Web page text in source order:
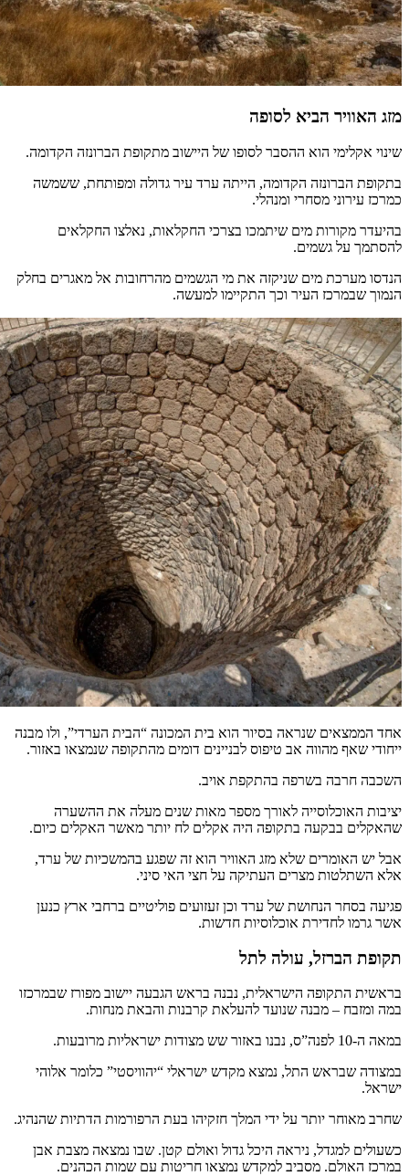
מזג האוויר הביא לסופה
שינוי אקלימי הוא ההסבר לסופו של היישוב מתקופת הברונזה הקדומה.
בתקופת הברונזה הקדומה, הייתה ערד עיר גדולה ומפותחת, ששמשה
כמרכז עירוני מסחרי ומנהלי.
בהיעדר מקורות מים שיתמכו בצרכי החקלאות, נאלצו החקלאים
להסתמך על גשמים.
הנדסו מערכת מים שניקזה את מי הגשמים מהרחובות אל מאגרים בחלק
הנמוך שבמרכז העיר וכך התקיימו למעשה.
אחד הממצאים שנראה בסיור הוא בית המכונה “הבית הערדי”, ולו מבנה
ייחודי שאף מהווה אב טיפוס לבניינים דומים מהתקופה שנמצאו באזור.
השכבה חרבה בשרפה בהתקפת אויב.
יציבות האוכלוסייה לאורך מספר מאות שנים מעלה את ההשערה
שהאקלים בבקעה בתקופה היה אקלים לח יותר מאשר האקלים כיום.
אבל יש האומרים שלא מזג האוויר הוא זה שפגע בהמשכיות של ערד,
אלא השתלטות מצרים העתיקה על חצי האי סיני.
פגיעה בסחר הנחושת של ערד וכן זעזועים פוליטיים ברחבי ארץ כנען
אשר גרמו לחדירת אוכלוסיות חדשות.
תקופת הברזל, עולה לתל
בראשית התקופה הישראלית, נבנה בראש הגבעה יישוב מפורז שבמרכזו
במה ומזבח – מבנה שנועד להעלאת קרבנות והבאת מנחות.
במאה ה-10 לפנה”ס, נבנו באזור שש מצודות ישראליות מרובעות.
במצודה שבראש התל, נמצא מקדש ישראלי “יהוויסטי” כלומר אלוהי
ישראל.
שחרב מאוחר יותר על ידי המלך חזקיהו בעת הרפורמות הדתיות שהנהיג.
כשעולים למגדל, ניראה היכל גדול ואולם קטן. שבו נמצאה מצבת אבן
במרכז האולם. מסביב למקדש נמצאו חריטות עם שמות הכהנים.